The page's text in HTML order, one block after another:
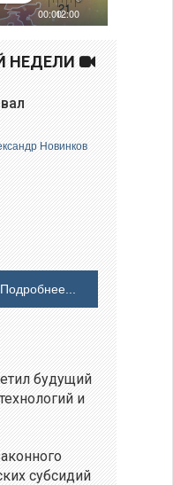
НЕДЕЛИ
Новинков
Подробнее...
будущий
и
субсидий